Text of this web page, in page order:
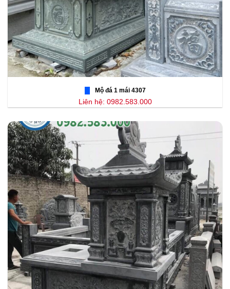
Mộ đá 1 mái 4307
Liên hệ: 0982.583.000